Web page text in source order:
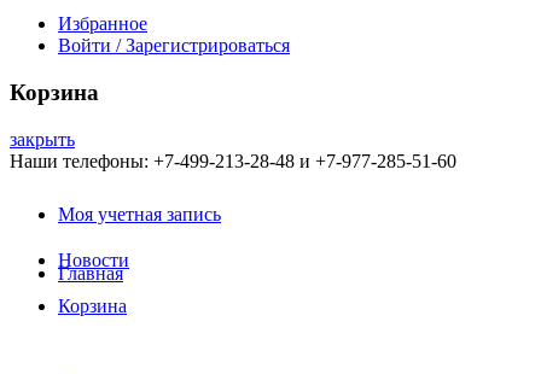
Избранное
Войти / Зарегистрироваться
Корзина
закрыть
Наши телефоны: +7-499-213-28-48 и +7-977-285-51-60
Моя учетная запись
Новости
Корзина
Главная